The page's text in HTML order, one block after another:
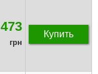
473
грн
Купить